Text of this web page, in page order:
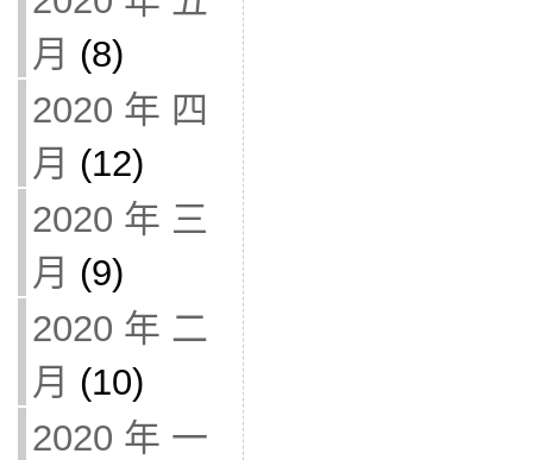
月 (8)
2020 年 四
月 (12)
2020 年 三
月 (9)
2020 年 二
月 (10)
2020 年 一